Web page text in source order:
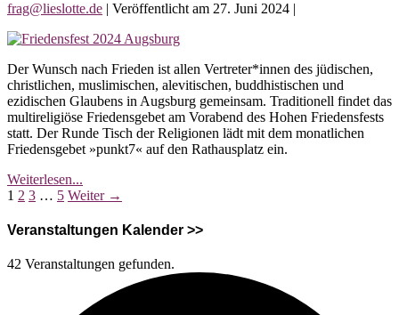
Wedding
Funeral
Orchestra
|
Konzert
frag@lieslotte.de | Veröffentlicht am 27. Juni 2024 |
Friedensfest
Multireligiöses
Friedensgebet
Der Wunsch nach Frieden ist allen Vertreter*innen des jüdischen,
christlichen, muslimischen, alevitischen, buddhistischen und
ezidischen Glaubens in Augsburg gemeinsam. Traditionell findet das
multireligiöse Friedensgebet am Vorabend des Hohen Friedensfests
statt. Der Runde Tisch der Religionen lädt mit dem monatlichen
Friedensgebet »punkt7« auf den Rathausplatz ein.
Weiterlesen...
2024:
Friedensgebet
Seitennummerierung
der
1 2 3 … 5 Weiter →
Veranstaltungen Kalender >>
42 Veranstaltungen gefunden.